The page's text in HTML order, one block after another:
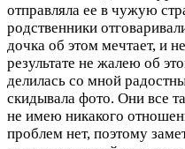
отправляла ее в чужую
родственники
дочка об этом мечтает, и
результате не жалею об
делилась со мной
скидывала фото. Они все
не имею никакого
проблем нет, поэтому